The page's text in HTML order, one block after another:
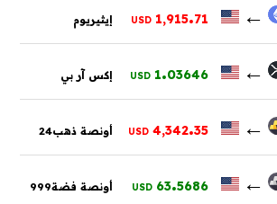
←
1,915.71
USD إيثيريوم
←
1.03646
USD إكس آر بي
←
4,342.35
USD أونصة ذهب24
←
63.5686
USD أونصة فضة999